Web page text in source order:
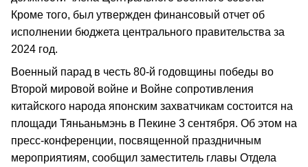
Кроме того, был утвержден финансовый отчет об
исполнении бюджета центрального правительства за
2024 год.
Военный парад в честь 80-й годовщины победы во
Второй мировой войне и Войне сопротивления
китайского народа японским захватчикам состоится на
площади Тяньаньмэнь в Пекине 3 сентября. Об этом на
пресс-конференции, посвященной праздничным
мероприятиям, сообщил заместитель главы Отдела